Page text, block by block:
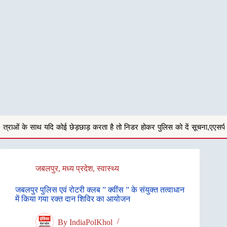
करता है तो निडर होकर पुलिस को दें सूचना,एएसपी अनु बेनिवाल
जबलपुर,मध्य प्रदेश,स्वास्थ्य
जबलपुर पुलिस एवं रोटरी क्लब ” क्वींस ” के संयुक्त तत्वाधान
में किया गया रक्त दान शिविर का आयोजन
By IndiaPolKhol